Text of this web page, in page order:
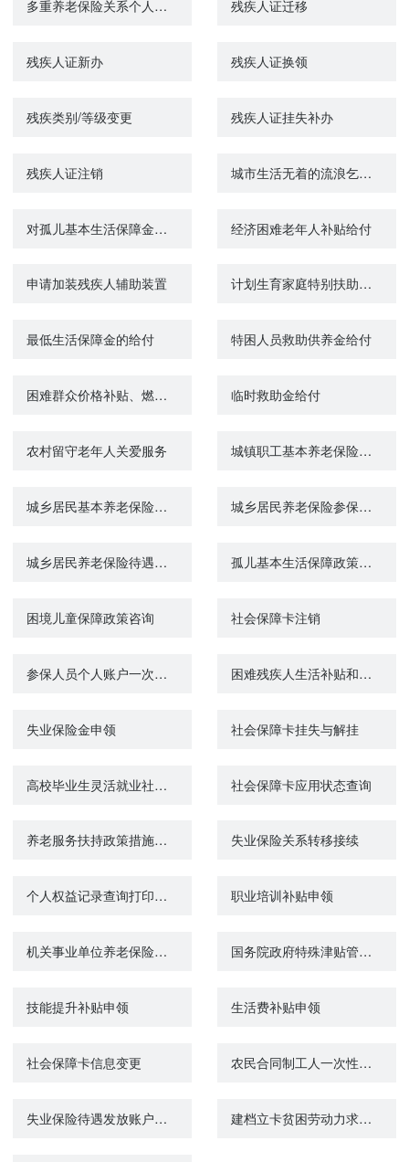
多重养老保险关系个人账户退费（城镇企业职工基本养老保险） 残疾人证迁移
残疾人证新办 残疾人证换领
残疾类别/等级变更 残疾人证挂失补办
残疾人证注销 城市生活无着的流浪乞讨人员救助管理
对孤儿基本生活保障金的给付 经济困难老年人补贴给付
申请加装残疾人辅助装置 计划生育家庭特别扶助金核发
最低生活保障金的给付 特困人员救助供养金给付
困难群众价格补贴、燃气补贴、困难群众慰问金给付 临时救助金给付
农村留守老年人关爱服务 城镇职工基本养老保险与城乡居民基本养老保险制度衔接申请
城乡居民基本养老保险关系转移接续申请 城乡居民养老保险参保登记
城乡居民养老保险待遇申领 孤儿基本生活保障政策咨询
困境儿童保障政策咨询 社会保障卡注销
参保人员个人账户一次性支取 困难残疾人生活补贴和重度残疾人护理补贴政策咨询
失业保险金申领 社会保障卡挂失与解挂
高校毕业生灵活就业社会保险补贴申领 社会保障卡应用状态查询
养老服务扶持政策措施清单查询 失业保险关系转移接续
个人权益记录查询打印（机关事业单位养老保险） 职业培训补贴申领
机关事业单位养老保险关系转移接续申请 国务院政府特殊津贴管理发放
技能提升补贴申领 生活费补贴申领
社会保障卡信息变更 农民合同制工人一次性生活补助申领
失业保险待遇发放账户维护申请 建档立卡贫困劳动力求职创业补贴申领